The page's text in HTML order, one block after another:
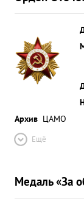
Архив ЦАМО
Ещё
Медаль «За